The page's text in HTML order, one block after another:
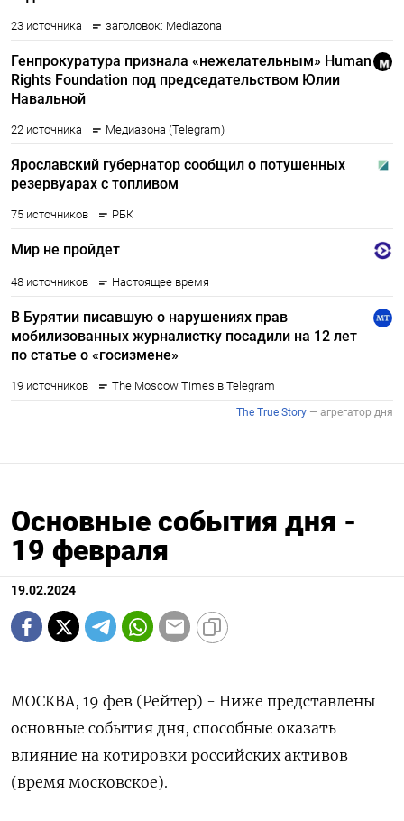
Основные события дня -
19 февраля
19.02.2024
МОСКВА, 19 фев (Рейтер) - Ниже представлены
основные события дня, способные оказать
влияние на котировки российских активов
(время московское).